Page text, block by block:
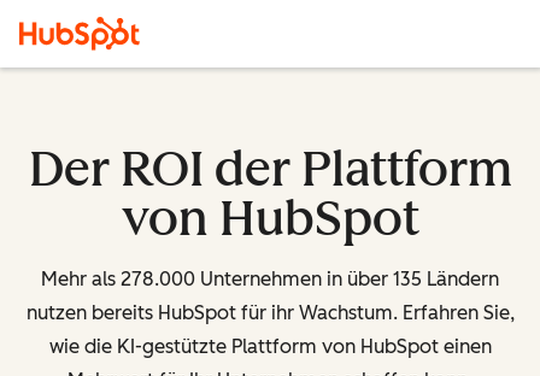
Der ROI der Plattform
von HubSpot
Mehr als 278.000 Unternehmen in über 135 Ländern
nutzen bereits HubSpot für ihr Wachstum. Erfahren Sie,
wie die KI-gestützte Plattform von HubSpot einen